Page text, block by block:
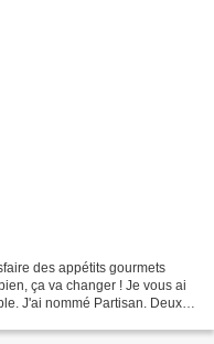
des appétits gourmets
ça va changer ! Je vous ai
J'ai nommé Partisan. Deux